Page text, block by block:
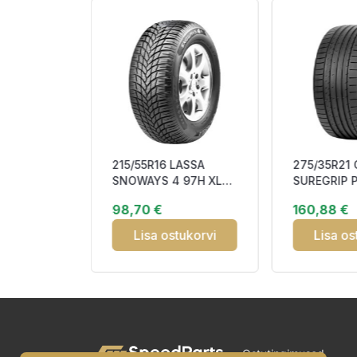
215/55R16 LASSA
SNOWAYS 4 97H XL
3PMSF
98,70 €
Lisa ostukorvi
275/35R21
SUREGRIP
160,88 €
Lisa
Ostutingimused